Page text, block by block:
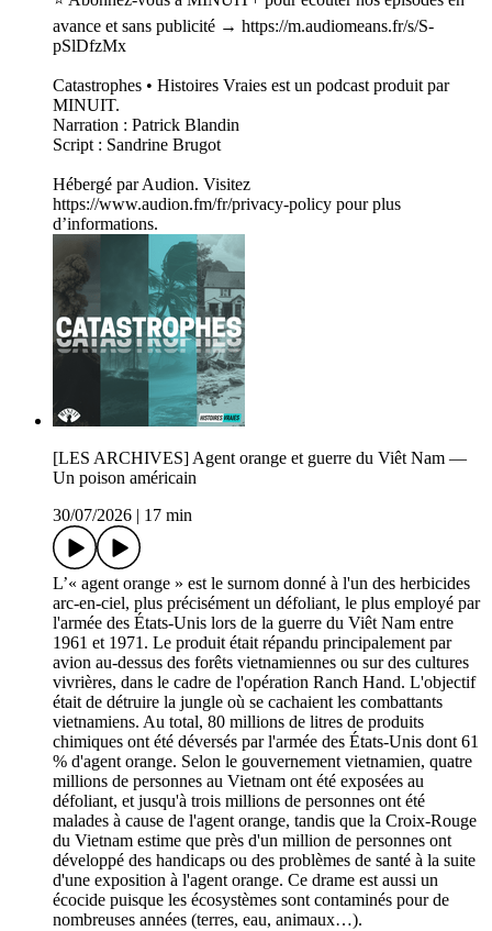
avance et sans publicité → https://m.audiomeans.fr/s/S-
pSlDfzMx
Catastrophes • Histoires Vraies est un podcast produit par
MINUIT.
Narration : Patrick Blandin
Script : Sandrine Brugot
Hébergé par Audion. Visitez
https://www.audion.fm/fr/privacy-policy pour plus
d’informations.
[LES ARCHIVES] Agent orange et guerre du Viêt Nam —
Un poison américain
30/07/2026
17 min
L’« agent orange » est le surnom donné à l'un des herbicides
arc-en-ciel, plus précisément un défoliant, le plus employé par
l'armée des États-Unis lors de la guerre du Viêt Nam entre
1961 et 1971. Le produit était répandu principalement par
avion au-dessus des forêts vietnamiennes ou sur des cultures
vivrières, dans le cadre de l'opération Ranch Hand. L'objectif
était de détruire la jungle où se cachaient les combattants
vietnamiens. Au total, 80 millions de litres de produits
chimiques ont été déversés par l'armée des États-Unis dont 61
% d'agent orange. Selon le gouvernement vietnamien, quatre
millions de personnes au Vietnam ont été exposées au
défoliant, et jusqu'à trois millions de personnes ont été
malades à cause de l'agent orange, tandis que la Croix-Rouge
du Vietnam estime que près d'un million de personnes ont
développé des handicaps ou des problèmes de santé à la suite
d'une exposition à l'agent orange. Ce drame est aussi un
écocide puisque les écosystèmes sont contaminés pour de
nombreuses années (terres, eau, animaux…).